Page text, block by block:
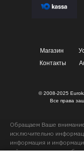
Магазин
© 2008-2025
Все права
Контакты
Обращаем Ваше внимание
исключительно
информация и
сайте, не являются